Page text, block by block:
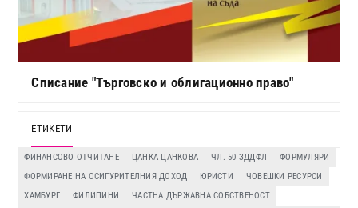
Списание "Търговско и облигационно право"
ЕТИКЕТИ
ФИНАНСОВО ОТЧИТАНЕ ЦАНКА ЦАНКОВА ЧЛ. 50 ЗДДФЛ
ФОРМУЛЯРИ
ФОРМИРАНЕ НА ОСИГУРИТЕЛНИЯ ДОХОД
ЮРИСТИ
ЧОВЕШКИ РЕСУРСИ
ХАМБУРГ
ФИЛИПИНИ
ЧАСТНА ДЪРЖАВНА СОБСТВЕНОСТ